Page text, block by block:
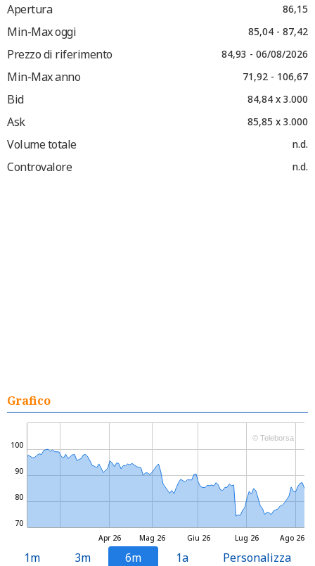
Apertura
86,15
Min-Max oggi 85,04 - 87,42
Prezzo di riferimento 84,93 - 06/08/2026
Min-Max anno 71,92 - 106,67
Bid 84,84 x 3.000
Ask 85,85 x 3.000
Volume totale n.d.
Controvalore n.d.
Grafico
Mag 26 Lug 26
Apr 26 Giu 26 Ago 26
70
80
90
100
© Teleborsa
1m 3m 6m 1a Personalizza